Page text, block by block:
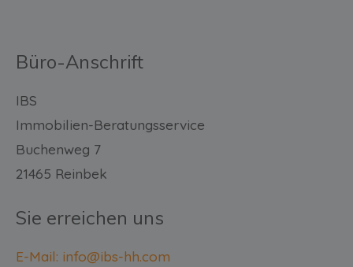
Büro-Anschrift
IBS
Immobilien-Beratungsservice
Buchenweg 7
21465 Reinbek
Sie erreichen uns
E-Mail: info@ibs-hh.com